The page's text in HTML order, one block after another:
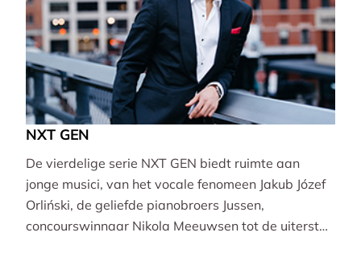
NXT GEN
De vierdelige serie NXT GEN biedt ruimte aan
jonge musici, van het vocale fenomeen Jakub Józef
Orliński, de geliefde pianobroers Jussen,
concourswinnaar Nikola Meeuwsen tot de uiterst